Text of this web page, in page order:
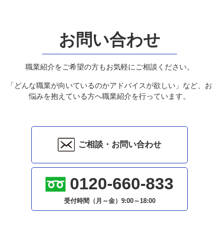
お問い合わせ
職業紹介をご希望の方もお気軽にご相談ください。
「どんな職業が向いているのかアドバイスが欲しい」など、お
悩みを抱えている方へ職業紹介を行っています。
ご相談・お問い合わせ
0120-660-833
受付時間（月～金） 9:00～18:00